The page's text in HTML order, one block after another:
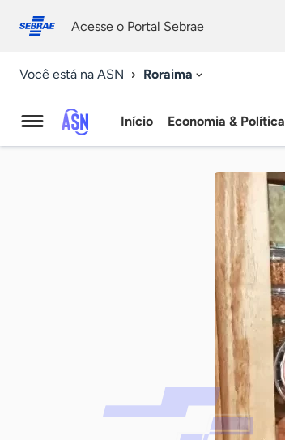
conosco
Acesse o Portal Sebrae
Você está na ASN Roraima
Agência
Início Economia & Política